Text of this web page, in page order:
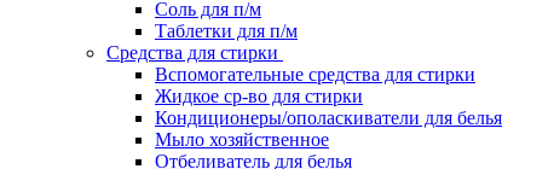
Соль для п/м
Таблетки для п/м
Средства для стирки
Вспомогательные средства для стирки
Жидкое ср-во для стирки
Кондиционеры/ополаскиватели для белья
Мыло хозяйственное
Отбеливатель для белья